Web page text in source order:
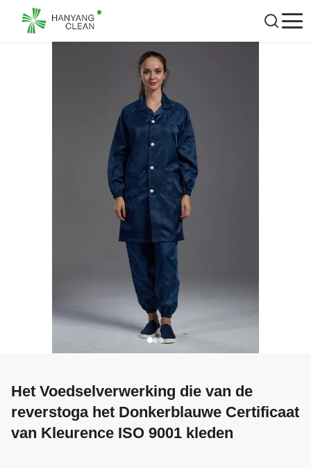
Het Voedselverwerking die van de
reverstoga het Donkerblauwe Certificaat
van Kleurence ISO 9001 kleden